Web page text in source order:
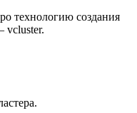
технологию создания
vcluster.